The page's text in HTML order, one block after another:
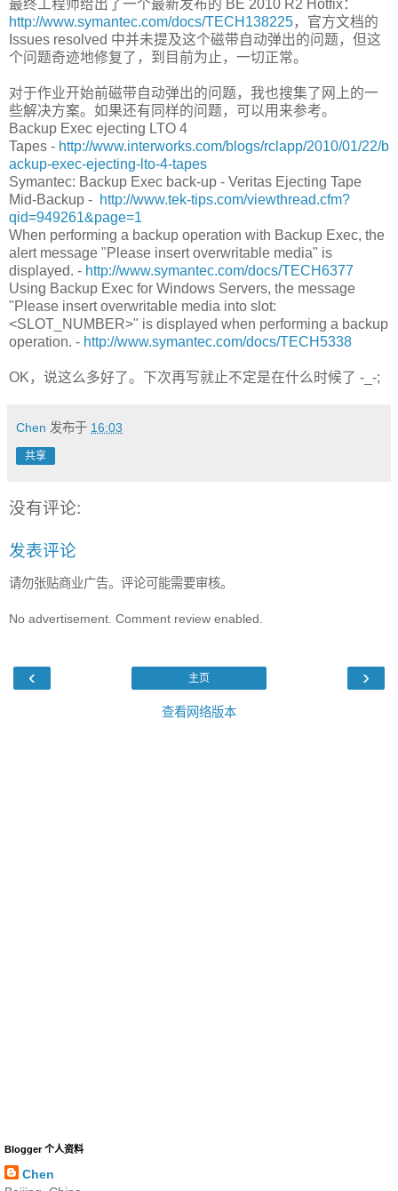
最终工程师给出了一个最新发布的 BE 2010 R2 Hotfix：
http://www.symantec.com/docs/TECH138225，官方文档的
Issues resolved 中并未提及这个磁带自动弹出的问题，但这
个问题奇迹地修复了，到目前为止，一切正常。
对于作业开始前磁带自动弹出的问题，我也搜集了网上的一
些解决方案。如果还有同样的问题，可以用来参考。
Backup Exec ejecting LTO 4
Tapes - http://www.interworks.com/blogs/rclapp/2010/01/22/b
ackup-exec-ejecting-lto-4-tapes
Symantec: Backup Exec back-up - Veritas Ejecting Tape
Mid-Backup - http://www.tek-tips.com/viewthread.cfm?
qid=949261&page=1
When performing a backup operation with Backup Exec, the
alert message "Please insert overwritable media" is
displayed. - http://www.symantec.com/docs/TECH6377
Using Backup Exec for Windows Servers, the message
"Please insert overwritable media into slot:
<SLOT_NUMBER>" is displayed when performing a backup
operation. - http://www.symantec.com/docs/TECH5338
OK，说这么多好了。下次再写就止不定是在什么时候了 -_-;
Chen 发布于 16:03
共享
没有评论:
发表评论
请勿张贴商业广告。评论可能需要审核。
No advertisement. Comment review enabled.
‹ ›
主页
查看网络版本
Blogger 个人资料
Chen